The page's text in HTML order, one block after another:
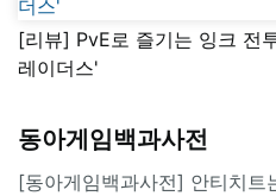
[리뷰] PvE로 즐기는 잉크 전
레이더스'
동아게임백과사전
[동아게임백과사전] 안티치트